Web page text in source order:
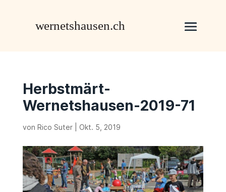
Herbstmärt-
Wernetshausen-2019-71
von Rico Suter| Okt. 5, 2019